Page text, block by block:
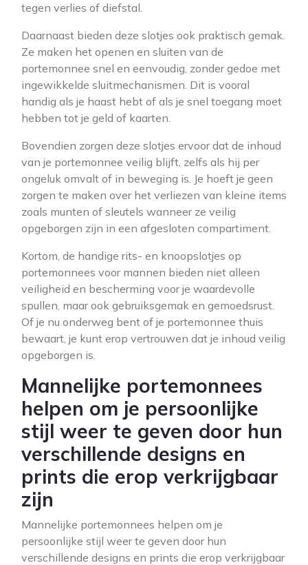
tegen verlies of diefstal.
Daarnaast bieden deze slotjes ook praktisch gemak.
Ze maken het openen en sluiten van de
portemonnee snel en eenvoudig, zonder gedoe met
ingewikkelde sluitmechanismen. Dit is vooral
handig als je haast hebt of als je snel toegang moet
hebben tot je geld of kaarten.
Bovendien zorgen deze slotjes ervoor dat de inhoud
van je portemonnee veilig blijft, zelfs als hij per
ongeluk omvalt of in beweging is. Je hoeft je geen
zorgen te maken over het verliezen van kleine items
zoals munten of sleutels wanneer ze veilig
opgeborgen zijn in een afgesloten compartiment.
Kortom, de handige rits- en knoopslotjes op
portemonnees voor mannen bieden niet alleen
veiligheid en bescherming voor je waardevolle
spullen, maar ook gebruiksgemak en gemoedsrust.
Of je nu onderweg bent of je portemonnee thuis
bewaart, je kunt erop vertrouwen dat je inhoud veilig
opgeborgen is.
Mannelijke portemonnees
helpen om je persoonlijke
stijl weer te geven door hun
verschillende designs en
prints die erop verkrijgbaar
zijn
Mannelijke portemonnees helpen om je
persoonlijke stijl weer te geven door hun
verschillende designs en prints die erop verkrijgbaar